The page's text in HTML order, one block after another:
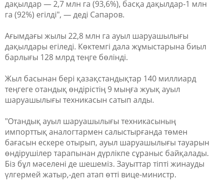
дақылдар — 2,7 млн га (93,6%), басқа дақылдар-1 млн
га (92%) егілді", — деді Сапаров.
Ағымдағы жылы 22,8 млн га ауыл шаруашылығы
дақылдары егіледі. Көктемгі дала жұмыстарына биыл
барлығы 128 млрд теңге бөлінді.
Жыл басынан бері қазақстандықтар 140 миллиард
теңгеге отандық өндірістің 9 мыңға жуық ауыл
шаруашылығы техникасын сатып алды.
"Отандық ауыл шаруашылығы техникасының
импорттық аналогтармен салыстырғанда төмен
бағасын ескере отырып, ауыл шаруашылығы тауарын
өндірушілер тарапынан дүрлікпе сұраныс байқалады.
Біз бұл мәселені де шешеміз. Зауыттар тіпті жинауды
үлгермей жатыр,-деп атап өтті вице-министр.